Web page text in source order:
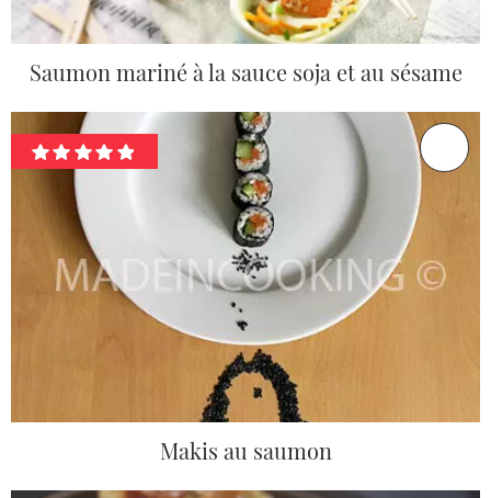
Saumon mariné à la sauce soja et au sésame
Makis au saumon